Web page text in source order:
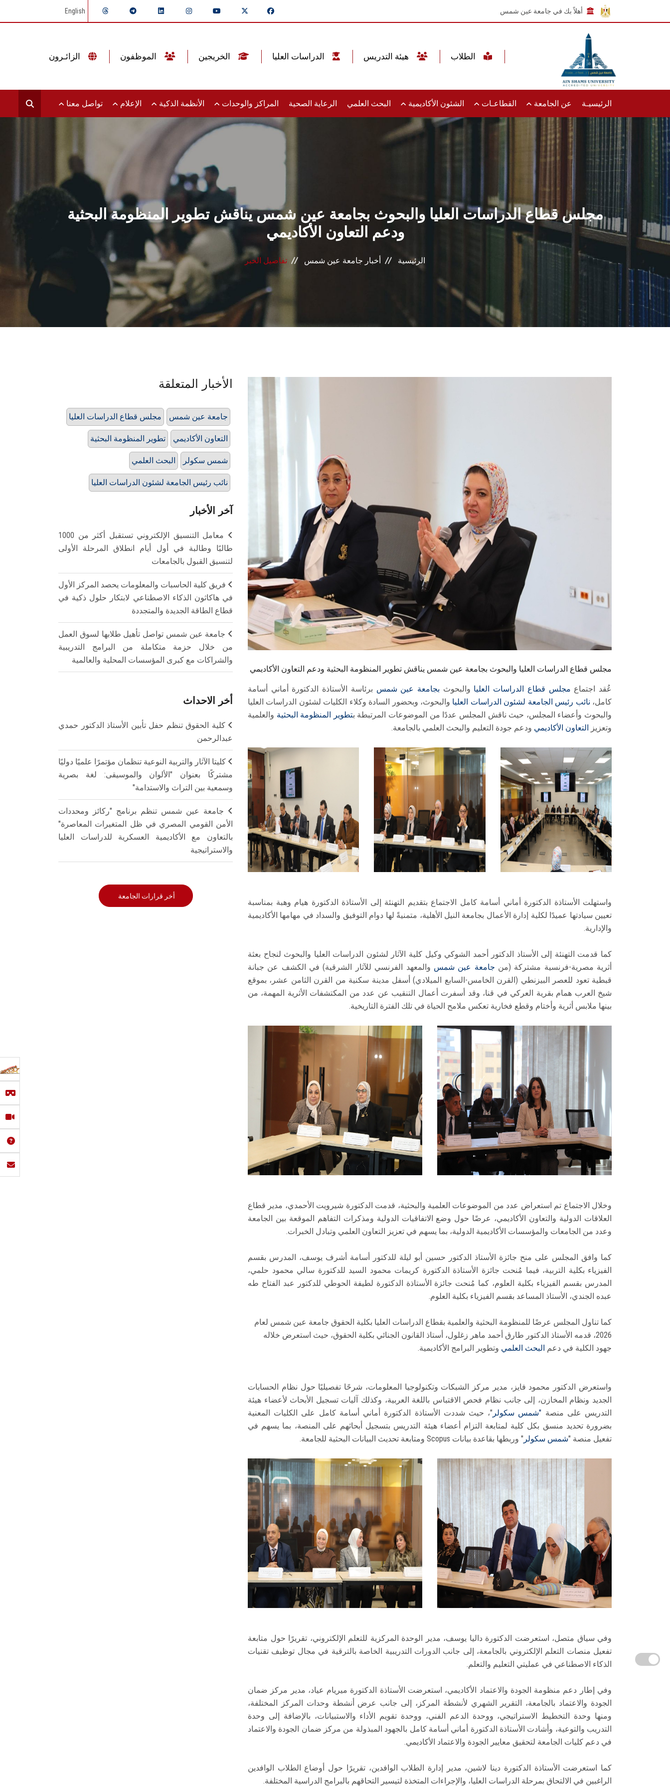
أهلاً بك في جامعة عين شمس English
الرئيسيـة عن الجامعة القطاعـات الشئون الأكاديمية البحث العلمي الرعاية الصحية المراكز والوحدات الأنظمة الذكية الإعلام تواصل معنا
مجلس قطاع الدراسات العليا والبحوث بجامعة عين شمس يناقش تطوير المنظومة البحثية
ودعم التعاون الأكاديمي
الرئيسية أخبار جامعة عين شمس تفاصيل الخبر
مجلس قطاع الدراسات العليا والبحوث بجامعة عين شمس يناقش تطوير المنظومة البحثية ودعم التعاون الأكاديمي
عُقد اجتماع مجلس قطاع الدراسات العليا والبحوث بجامعة عين شمس برئاسة الأستاذة الدكتورة أماني أسامة
كامل، نائب رئيس الجامعة لشئون الدراسات العليا والبحوث، وبحضور السادة وكلاء الكليات لشئون الدراسات العليا
والبحوث وأعضاء المجلس، حيث ناقش المجلس عددًا من الموضوعات المرتبطة بتطوير المنظومة البحثية والعلمية
وتعزيز التعاون الأكاديمي ودعم جودة التعليم والبحث العلمي بالجامعة.
واستهلت الأستاذة الدكتورة أماني أسامة كامل الاجتماع بتقديم التهنئة إلى الأستاذة الدكتورة هيام وهبة بمناسبة
تعيين سيادتها عميدًا لكلية إدارة الأعمال بجامعة النيل الأهلية، متمنيةً لها دوام التوفيق والسداد في مهامها الأكاديمية
والإدارية.
كما قدمت التهنئة إلى الأستاذ الدكتور أحمد الشوكي وكيل كلية الآثار لشئون الدراسات العليا والبحوث لنجاح بعثة
أثرية مصرية-فرنسية مشتركة (من جامعة عين شمس والمعهد الفرنسي للآثار الشرقية) في الكشف عن جبانة
قبطية تعود للعصر البيزنطي (القرن الخامس-السابع الميلادي) أسفل مدينة سكنية من القرن الثامن عشر، بموقع
شيخ العرب همام بقرية العركي في قنا، وقد أسفرت أعمال التنقيب عن عدد من المكتشفات الأثرية المهمة، من
بينها ملابس أثرية وأختام وقطع فخارية تعكس ملامح الحياة في تلك الفترة التاريخية.
وخلال الاجتماع تم استعراض عدد من الموضوعات العلمية والبحثية، قدمت الدكتورة شيرويت الأحمدي، مدير قطاع
العلاقات الدولية والتعاون الأكاديمي، عرضًا حول وضع الاتفاقيات الدولية ومذكرات التفاهم الموقعة بين الجامعة
وعدد من الجامعات والمؤسسات الأكاديمية الدولية، بما يسهم في تعزيز التعاون العلمي وتبادل الخبرات.
كما وافق المجلس على منح جائزة الأستاذ الدكتور حسين أبو ليلة للدكتور أسامة أشرف يوسف، المدرس بقسم
الفيزياء بكلية التربية، فيما مُنحت جائزة الأستاذة الدكتورة كريمات محمود السيد للدكتورة سالي محمود حلمي،
المدرس بقسم الفيزياء بكلية العلوم، كما مُنحت جائزة الأستاذة الدكتورة لطيفة الحوطي للدكتور عبد الفتاح طه
عبده الجندي، الأستاذ المساعد بقسم الفيزياء بكلية العلوم.
كما تناول المجلس عرضًا للمنظومة البحثية والعلمية بقطاع الدراسات العليا بكلية الحقوق جامعة عين شمس لعام
2026، قدمه الأستاذ الدكتور طارق أحمد ماهر زغلول، أستاذ القانون الجنائي بكلية الحقوق، حيث استعرض خلاله
جهود الكلية في دعم البحث العلمي وتطوير البرامج الأكاديمية.
واستعرض الدكتور محمود فايز، مدير مركز الشبكات وتكنولوجيا المعلومات، شرحًا تفصيليًا حول نظام الحسابات
الجديد ونظام المخازن، إلى جانب نظام فحص الاقتباس باللغة العربية، وكذلك آليات تسجيل الأبحاث لأعضاء هيئة
التدريس على منصة "شمس سكولر "، حيث شددت الأستاذة الدكتورة أماني أسامة كامل على الكليات المعنية
بضرورة تحديد منسق بكل كلية لمتابعة التزام أعضاء هيئة التدريس بتسجيل أبحاثهم على المنصة، بما يسهم في
تفعيل منصة "شمس سكولر " وربطها بقاعدة بيانات Scopus ومتابعة تحديث البيانات البحثية للجامعة.
وفي سياق متصل، استعرضت الدكتورة داليا يوسف، مدير الوحدة المركزية للتعلم الإلكتروني، تقريرًا حول متابعة
تفعيل منصات التعلم الإلكتروني بالجامعة، إلى جانب الدورات التدريبية الخاصة بالترقية في مجال توظيف تقنيات
الذكاء الاصطناعي في عمليتي التعليم والتعلم.
وفي إطار دعم منظومة الجودة والاعتماد الأكاديمي، استعرضت الأستاذة الدكتورة ميريام عياد، مدير مركز ضمان
الجودة والاعتماد بالجامعة، التقرير الشهري لأنشطة المركز، إلى جانب عرض أنشطة وحدات المركز المختلفة،
ومنها وحدة التخطيط الاستراتيجي، ووحدة الدعم الفني، ووحدة تقويم الأداء والاستبيانات، بالإضافة إلى وحدة
التدريب والتوعية، وأشادت الأستاذة الدكتورة أماني أسامة كامل بالجهود المبذولة من مركز ضمان الجودة والاعتماد
في دعم كليات الجامعة لتحقيق معايير الجودة والاعتماد الأكاديمي.
كما استعرضت الأستاذة الدكتورة دينا لاشين، مدير إدارة الطلاب الوافدين، تقريرًا حول أوضاع الطلاب الوافدين
الراغبين في الالتحاق بمرحلة الدراسات العليا، والإجراءات المتخذة لتيسير التحاقهم بالبرامج الدراسية المختلفة.
الأخبار المتعلقة
مجلس قطاع الدراسات العليا جامعة عين شمس
تطوير المنظومة البحثية التعاون الأكاديمي
البحث العلمي شمس سكولر
نائب رئيس الجامعة لشئون الدراسات العليا
آخر الأخبار
معامل التنسيق الإلكتروني تستقبل أكثر من 1000
طالبًا وطالبة في أول أيام انطلاق المرحلة الأولى
لتنسيق القبول بالجامعات
فريق كلية الحاسبات والمعلومات يحصد المركز الأول
في هاكاثون الذكاء الاصطناعي لابتكار حلول ذكية في
قطاع الطاقة الجديدة والمتجددة
جامعة عين شمس تواصل تأهيل طلابها لسوق العمل
من خلال حزمة متكاملة من البرامج التدريبية
والشراكات مع كبرى المؤسسات المحلية والعالمية
أخر الاحداث
كلية الحقوق تنظم حفل تأبين الأستاذ الدكتور حمدي
عبدالرحمن
كليتا الآثار والتربية النوعية تنظمان مؤتمرًا علميًا دوليًا
مشتركًا بعنوان "الألوان والموسيقى: لغة بصرية
وسمعية بين التراث والاستدامة"
جامعة عين شمس تنظم برنامج "ركائز ومحددات
الأمن القومي المصري في ظل المتغيرات المعاصرة"
بالتعاون مع الأكاديمية العسكرية للدراسات العليا
والاستراتيجية
أخر قرارات الجامعة